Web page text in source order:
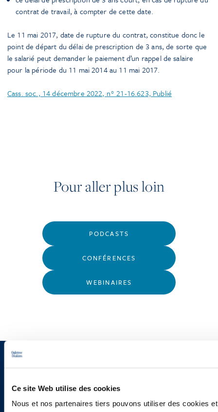
Ce site Web utilise des cookies
Nous et nos partenaires tiers pouvons utiliser des cookies
contrat de travail, à compter de cette date.
Le 11 mai 2017, date de rupture du contrat, constitue donc le
point de départ du délai de prescription de 3 ans, de sorte que
le salarié peut demander le paiement d’un rappel de salaire
pour la période du 11 mai 2014 au 11 mai 2017.
Cass. soc., 14 décembre 2022, n° 21-16.623, Publié
Pour aller plus loin
PODCASTS
CONFÉRENCES
WEBINAIRES
Vous souhaitez recevoir nos
newsletters, informations et
actualités ?